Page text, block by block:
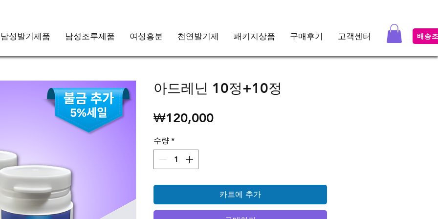
남성발기제품 남성조루제품 여성흥분 천연발기제 패키지상품 구매후기 고객센터 배송
아드레닌 10정+10정
₩120,000가격
수량 *
카트에 추가